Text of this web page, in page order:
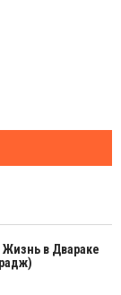
Жизнь в Двараке